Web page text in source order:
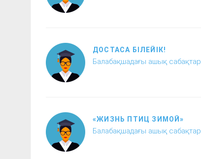
ДОСТАСА БІЛЕЙІК!
Балабақшадағы ашық сабақтар
«ЖИЗНЬ ПТИЦ ЗИМОЙ»
Балабақшадағы ашық сабақтар